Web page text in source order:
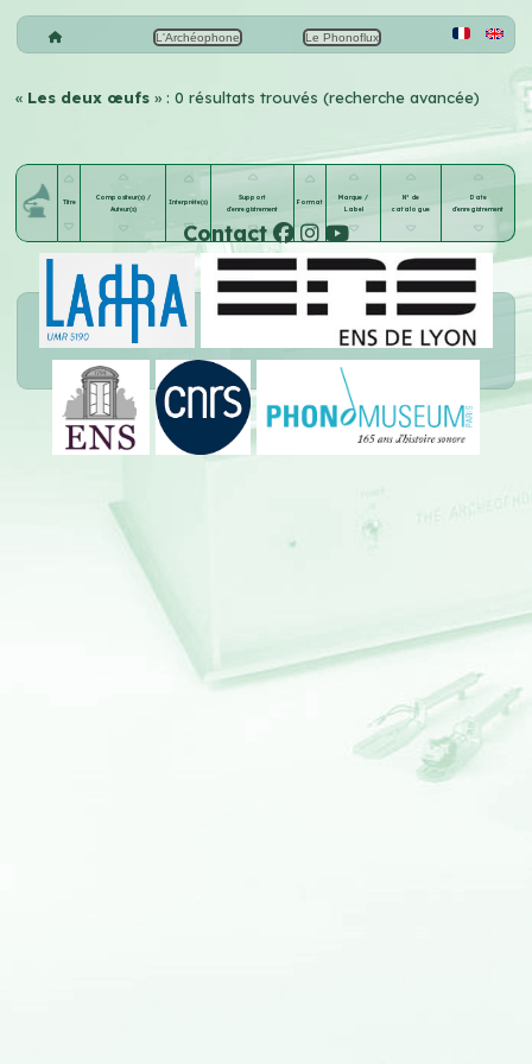
L'Archéophone Le Phonoflux
« Les deux œufs» : 0 résultats trouvés (recherche avancée)
Titre
Compositeur(s) /
Auteur(s)
Interprète(s)
Support
d'enregistrement
Format
Marque /
Label
N° de
catalogue
Date
d'enregistrement
Contact